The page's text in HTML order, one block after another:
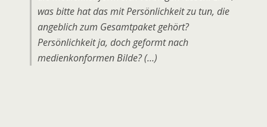
was bitte hat das mit Persönlichkeit zu tun, die
angeblich zum Gesamtpaket gehört?
Persönlichkeit ja, doch geformt nach
medienkonformen Bilde? (…)